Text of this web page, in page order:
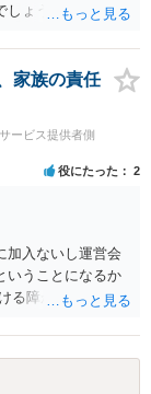
しょう。
家族の責任
ービス提供者側
役にたった 2
加入ないし運営会
いうことになるか
る障がい児向けの
ホームは基本的に
する）ことを前提
よる損害や費用